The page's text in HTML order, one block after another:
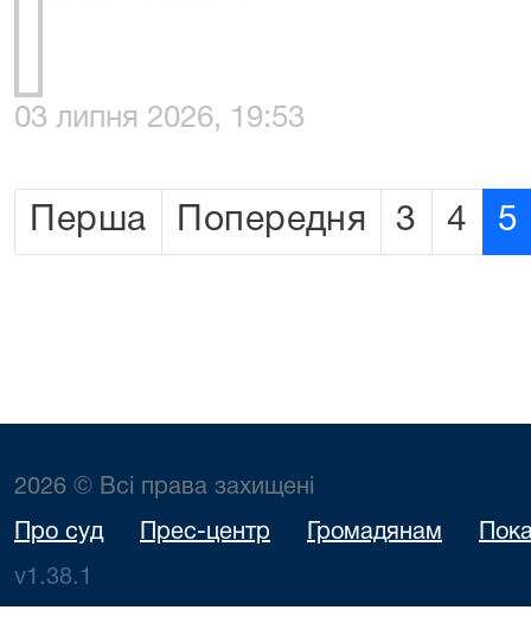
03 липня 2026, 19:53
Перша Попередня 3 4 5
2026 © Всі права захищені
Про суд Прес-центр Громадянам
v1.38.1